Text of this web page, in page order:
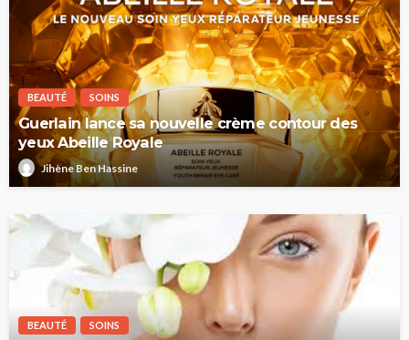
BEAUTÉ SOINS
Guerlain lance sa nouvelle crème contour des
yeux Abeille Royale
Jihène Ben Hassine
BEAUTÉ SOINS